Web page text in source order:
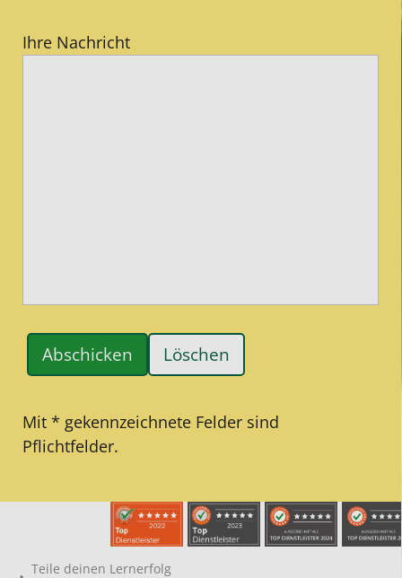
Ihre Nachricht
Löschen
Mit * gekennzeichnete Felder sind
Pflichtfelder.
Teile deinen Lernerfolg